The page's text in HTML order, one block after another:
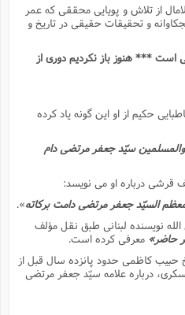
از تلاش و پویایى محققى که عمر
و تحقیقات حقیقى در تاریخ و
*** هنوز باز نکردیم دورى از
حکیم از او این گونه یاد کرده
والمسلمین سیّد جعفر مرتضى دام
قرشى درباره او مى نویسد:
السیّد جعفر مرتضى دامت برکاته».
نویسنده لبنانى طبق نقل مؤلف
حاضر»معرفى کرده است.
کاظمى حدود پانزده سال قبل از
درباره علامه سیّد جعفر مرتضى